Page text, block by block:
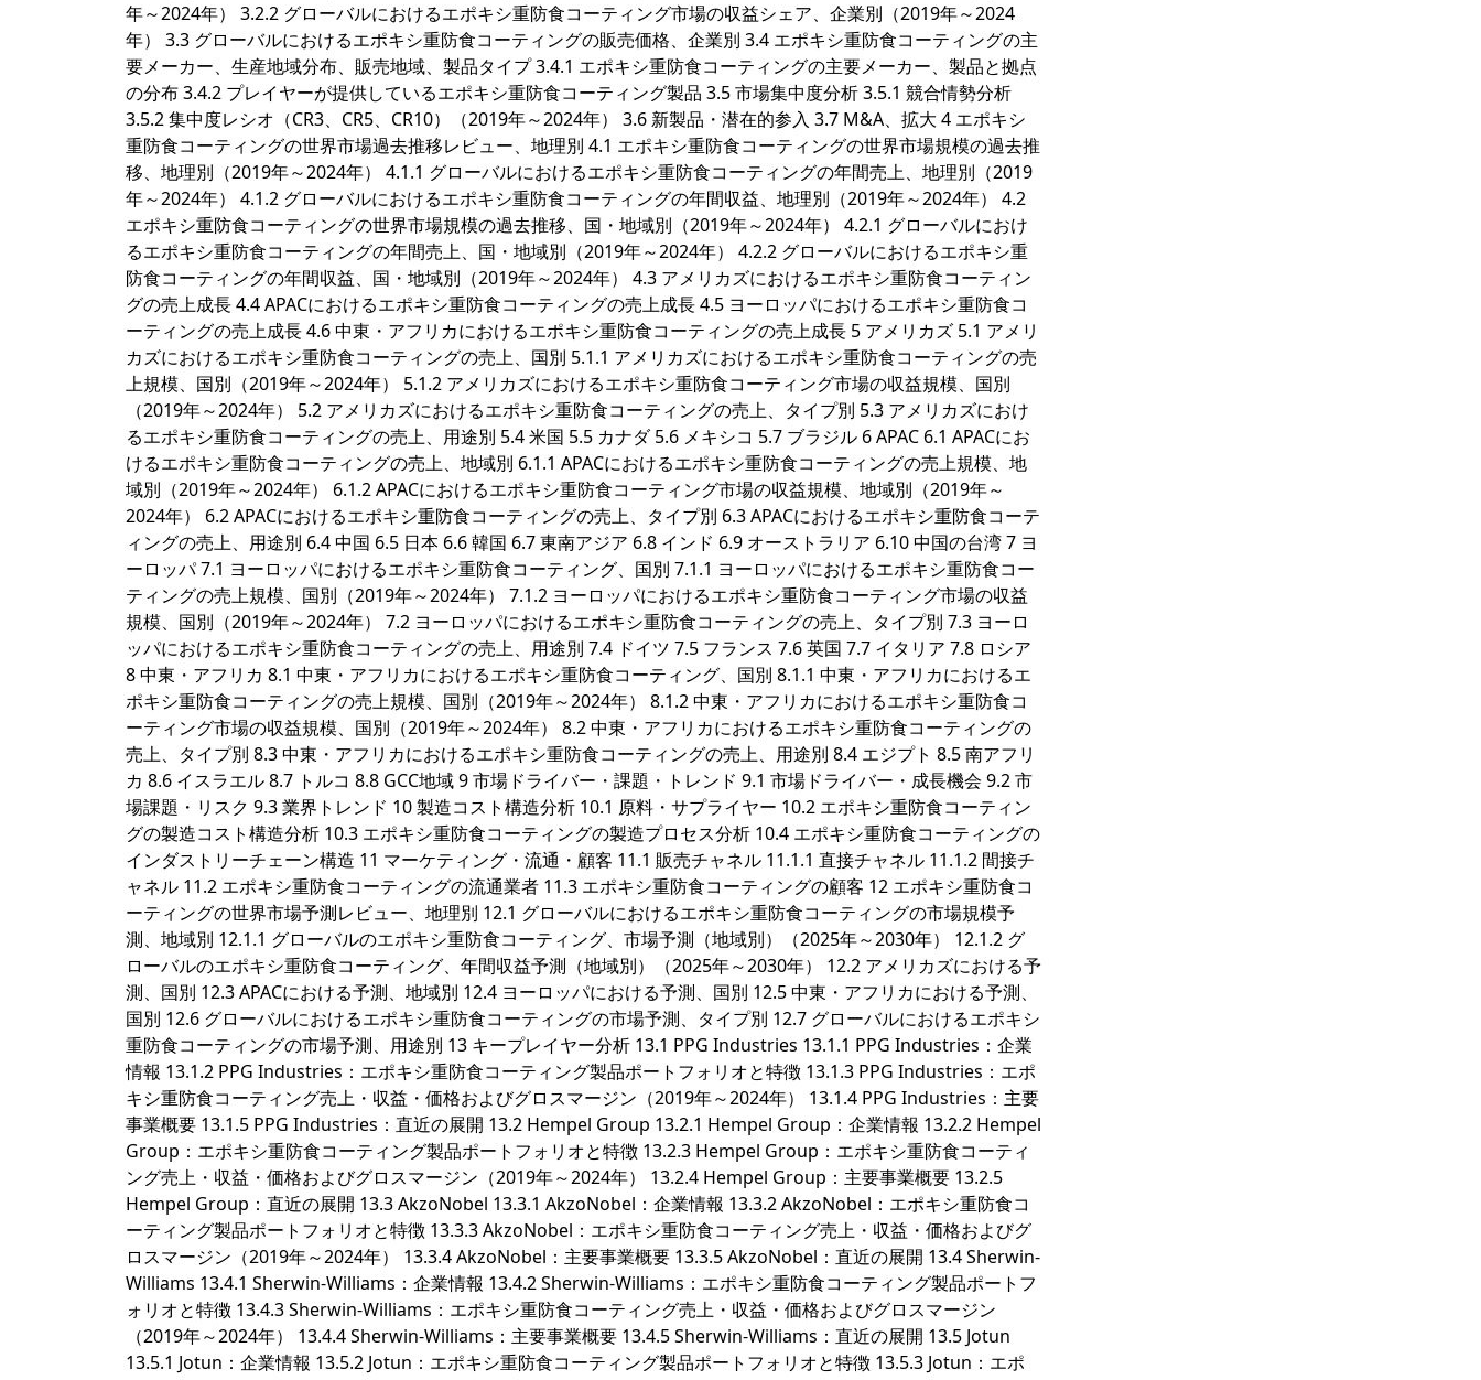
年～2024年） 3.2.2 グローバルにおけるエポキシ重防食コーティング市場の収益シェア、企業別（2019年～2024
年） 3.3 グローバルにおけるエポキシ重防食コーティングの販売価格、企業別 3.4 エポキシ重防食コーティングの主
要メーカー、生産地域分布、販売地域、製品タイプ 3.4.1 エポキシ重防食コーティングの主要メーカー、製品と拠点
の分布 3.4.2 プレイヤーが提供しているエポキシ重防食コーティング製品 3.5 市場集中度分析 3.5.1 競合情勢分析
3.5.2 集中度レシオ（CR3、CR5、CR10）（2019年～2024年） 3.6 新製品・潜在的参入 3.7 M&A、拡大 4 エポキシ
重防食コーティングの世界市場過去推移レビュー、地理別 4.1 エポキシ重防食コーティングの世界市場規模の過去推
移、地理別（2019年～2024年） 4.1.1 グローバルにおけるエポキシ重防食コーティングの年間売上、地理別（2019
年～2024年） 4.1.2 グローバルにおけるエポキシ重防食コーティングの年間収益、地理別（2019年～2024年） 4.2
エポキシ重防食コーティングの世界市場規模の過去推移、国・地域別（2019年～2024年） 4.2.1 グローバルにおけ
るエポキシ重防食コーティングの年間売上、国・地域別（2019年～2024年） 4.2.2 グローバルにおけるエポキシ重
防食コーティングの年間収益、国・地域別（2019年～2024年） 4.3 アメリカズにおけるエポキシ重防食コーティン
グの売上成長 4.4 APACにおけるエポキシ重防食コーティングの売上成長 4.5 ヨーロッパにおけるエポキシ重防食コ
ーティングの売上成長 4.6 中東・アフリカにおけるエポキシ重防食コーティングの売上成長 5 アメリカズ 5.1 アメリ
カズにおけるエポキシ重防食コーティングの売上、国別 5.1.1 アメリカズにおけるエポキシ重防食コーティングの売
上規模、国別（2019年～2024年） 5.1.2 アメリカズにおけるエポキシ重防食コーティング市場の収益規模、国別
（2019年～2024年） 5.2 アメリカズにおけるエポキシ重防食コーティングの売上、タイプ別 5.3 アメリカズにおけ
るエポキシ重防食コーティングの売上、用途別 5.4 米国 5.5 カナダ 5.6 メキシコ 5.7 ブラジル 6 APAC 6.1 APACにお
けるエポキシ重防食コーティングの売上、地域別 6.1.1 APACにおけるエポキシ重防食コーティングの売上規模、地
域別（2019年～2024年） 6.1.2 APACにおけるエポキシ重防食コーティング市場の収益規模、地域別（2019年～
2024年） 6.2 APACにおけるエポキシ重防食コーティングの売上、タイプ別 6.3 APACにおけるエポキシ重防食コーテ
ィングの売上、用途別 6.4 中国 6.5 日本 6.6 韓国 6.7 東南アジア 6.8 インド 6.9 オーストラリア 6.10 中国の台湾 7 ヨ
ーロッパ 7.1 ヨーロッパにおけるエポキシ重防食コーティング、国別 7.1.1 ヨーロッパにおけるエポキシ重防食コー
ティングの売上規模、国別（2019年～2024年） 7.1.2 ヨーロッパにおけるエポキシ重防食コーティング市場の収益
規模、国別（2019年～2024年） 7.2 ヨーロッパにおけるエポキシ重防食コーティングの売上、タイプ別 7.3 ヨーロ
ッパにおけるエポキシ重防食コーティングの売上、用途別 7.4 ドイツ 7.5 フランス 7.6 英国 7.7 イタリア 7.8 ロシア
8 中東・アフリカ 8.1 中東・アフリカにおけるエポキシ重防食コーティング、国別 8.1.1 中東・アフリカにおけるエ
ポキシ重防食コーティングの売上規模、国別（2019年～2024年） 8.1.2 中東・アフリカにおけるエポキシ重防食コ
ーティング市場の収益規模、国別（2019年～2024年） 8.2 中東・アフリカにおけるエポキシ重防食コーティングの
売上、タイプ別 8.3 中東・アフリカにおけるエポキシ重防食コーティングの売上、用途別 8.4 エジプト 8.5 南アフリ
カ 8.6 イスラエル 8.7 トルコ 8.8 GCC地域 9 市場ドライバー・課題・トレンド 9.1 市場ドライバー・成長機会 9.2 市
場課題・リスク 9.3 業界トレンド 10 製造コスト構造分析 10.1 原料・サプライヤー 10.2 エポキシ重防食コーティン
グの製造コスト構造分析 10.3 エポキシ重防食コーティングの製造プロセス分析 10.4 エポキシ重防食コーティングの
インダストリーチェーン構造 11 マーケティング・流通・顧客 11.1 販売チャネル 11.1.1 直接チャネル 11.1.2 間接チ
ャネル 11.2 エポキシ重防食コーティングの流通業者 11.3 エポキシ重防食コーティングの顧客 12 エポキシ重防食コ
ーティングの世界市場予測レビュー、地理別 12.1 グローバルにおけるエポキシ重防食コーティングの市場規模予
測、地域別 12.1.1 グローバルのエポキシ重防食コーティング、市場予測（地域別）（2025年～2030年） 12.1.2 グ
ローバルのエポキシ重防食コーティング、年間収益予測（地域別）（2025年～2030年） 12.2 アメリカズにおける予
測、国別 12.3 APACにおける予測、地域別 12.4 ヨーロッパにおける予測、国別 12.5 中東・アフリカにおける予測、
国別 12.6 グローバルにおけるエポキシ重防食コーティングの市場予測、タイプ別 12.7 グローバルにおけるエポキシ
重防食コーティングの市場予測、用途別 13 キープレイヤー分析 13.1 PPG Industries 13.1.1 PPG Industries：企業
情報 13.1.2 PPG Industries：エポキシ重防食コーティング製品ポートフォリオと特徴 13.1.3 PPG Industries：エポ
キシ重防食コーティング売上・収益・価格およびグロスマージン（2019年～2024年） 13.1.4 PPG Industries：主要
事業概要 13.1.5 PPG Industries：直近の展開 13.2 Hempel Group 13.2.1 Hempel Group：企業情報 13.2.2 Hempel
Group：エポキシ重防食コーティング製品ポートフォリオと特徴 13.2.3 Hempel Group：エポキシ重防食コーティ
ング売上・収益・価格およびグロスマージン（2019年～2024年） 13.2.4 Hempel Group：主要事業概要 13.2.5
Hempel Group：直近の展開 13.3 AkzoNobel 13.3.1 AkzoNobel：企業情報 13.3.2 AkzoNobel：エポキシ重防食コ
ーティング製品ポートフォリオと特徴 13.3.3 AkzoNobel：エポキシ重防食コーティング売上・収益・価格およびグ
ロスマージン（2019年～2024年） 13.3.4 AkzoNobel：主要事業概要 13.3.5 AkzoNobel：直近の展開 13.4 Sherwin-
Williams 13.4.1 Sherwin-Williams：企業情報 13.4.2 Sherwin-Williams：エポキシ重防食コーティング製品ポートフ
ォリオと特徴 13.4.3 Sherwin-Williams：エポキシ重防食コーティング売上・収益・価格およびグロスマージン
（2019年～2024年） 13.4.4 Sherwin-Williams：主要事業概要 13.4.5 Sherwin-Williams：直近の展開 13.5 Jotun
13.5.1 Jotun：企業情報 13.5.2 Jotun：エポキシ重防食コーティング製品ポートフォリオと特徴 13.5.3 Jotun：エポ